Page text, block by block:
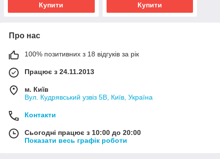
Купити Купити
Про нас
100% позитивних з 18 відгуків за рік
Працює з 24.11.2013
м. Київ
Вул. Кудрявський узвіз 5В, Київ, Україна
Контакти
Сьогодні працює з 10:00 до 20:00
Показати весь графік роботи